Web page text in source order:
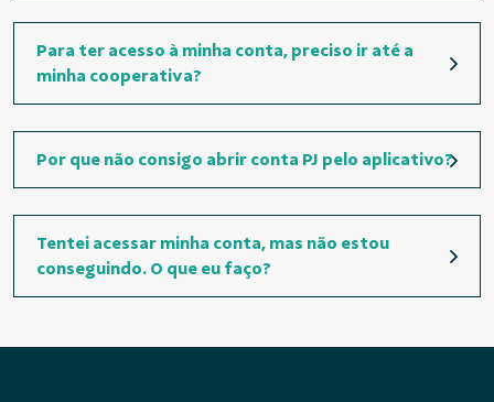
Para ter acesso à minha conta, preciso ir até a
minha cooperativa?
Por que não consigo abrir conta PJ pelo aplicativo?
Tentei acessar minha conta, mas não estou
conseguindo. O que eu faço?